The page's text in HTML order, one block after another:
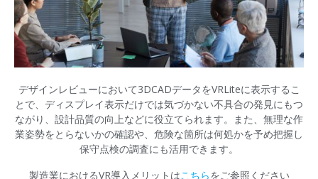
デザインレビューにおいて3DCADデータをVRLiteに表示するこ
とで、ディスプレイ表示だけでは気づかない不具合の発見にもつ
ながり、設計品質の向上などに役立てられます。また、無理な作
業姿勢をとらないかの確認や、危険な箇所は何処かを予め把握し
保守点検の調査にも活用できます。
製造業におけるVR導入メリットはこちらをご参照ください